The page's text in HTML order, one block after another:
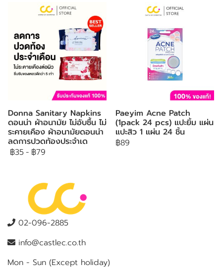
Donna Sanitary Napkins
ดอนน่า ผ้าอนามัย ไม่อับชื้น ไม่
ระคายเคือง ผ้าอนามัยดอนน่า
ลดการปวดท้องประจำเด
฿35- ฿79
Paeyim Acne Patch
(1pack 24 pcs) แปะยิ้ม แผ่น
แปะสิว 1 แผ่น 24 ชิ้น
฿89
02-096-2885
info@castlec.co.th
Mon - Sun (Except holiday)